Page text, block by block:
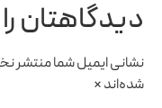
دیدگاهتان
نشانی ایمیل شما منتشر
شده‌اند*